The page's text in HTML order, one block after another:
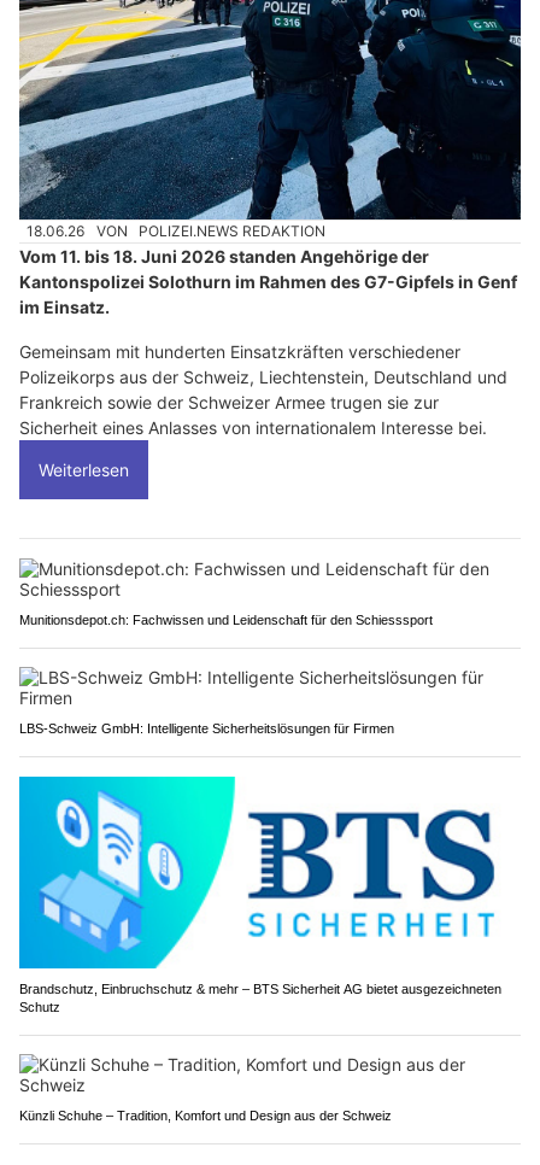
18.06.26 VON POLIZEI.NEWS REDAKTION
Vom 11. bis 18. Juni 2026 standen Angehörige der
Kantonspolizei Solothurn im Rahmen des G7-Gipfels in Genf
im Einsatz.
Gemeinsam mit hunderten Einsatzkräften verschiedener
Polizeikorps aus der Schweiz, Liechtenstein, Deutschland und
Frankreich sowie der Schweizer Armee trugen sie zur
Sicherheit eines Anlasses von internationalem Interesse bei.
Weiterlesen
Munitionsdepot.ch: Fachwissen und Leidenschaft für den Schiesssport
LBS-Schweiz GmbH: Intelligente Sicherheitslösungen für Firmen
Brandschutz, Einbruchschutz & mehr – BTS Sicherheit AG bietet ausgezeichneten
Schutz
Künzli Schuhe – Tradition, Komfort und Design aus der Schweiz